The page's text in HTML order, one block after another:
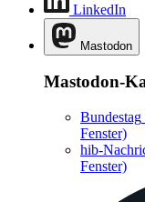
LinkedIn
Mastodon
Mastodon-
Bundestag
Fenster)
hib-
Fenster)